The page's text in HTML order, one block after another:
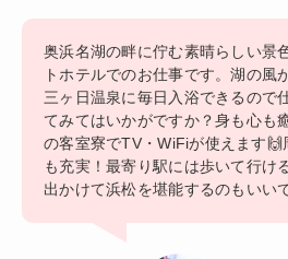
奥浜名湖の畔に佇む素晴らしい景
トホテルでのお仕事です。湖の風
三ヶ日温泉に毎日入浴できるので
てみてはいかがですか？身も心も
の客室寮でTV・WiFiが使えます🙌
も充実！最寄り駅には歩いて行け
出かけて浜松を堪能するのもいい